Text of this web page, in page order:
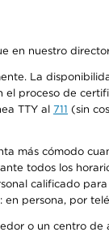
en nuestro
La
proceso de
TTY al 711 (sin
más cómodo
todos los
calificado
en persona, por
o un centro de